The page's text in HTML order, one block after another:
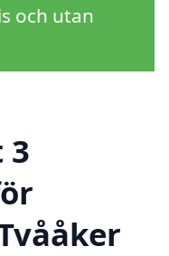
och utan
3